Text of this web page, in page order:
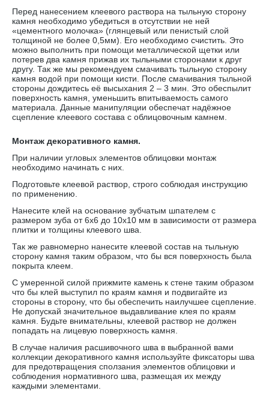
Перед нанесением клеевого раствора на тыльную сторону
камня необходимо убедиться в отсутствии не ней
«цементного молочка» (глянцевый или пенистый слой
толщиной не более 0,5мм). Его необходимо счистить. Это
можно выполнить при помощи металлической щетки или
потерев два камня прижав их тыльными сторонами к друг
другу. Так же мы рекомендуем смачивать тыльную сторону
камня водой при помощи кисти. После смачивания тыльной
стороны дождитесь её высыхания 2 – 3 мин. Это обеспылит
поверхность камня, уменьшить впитываемость самого
материала. Данные манипуляции обеспечат надёжное
сцепление клеевого состава с облицовочным камнем.
Монтаж декоративного камня.
При наличии угловых элементов облицовки монтаж
необходимо начинать с них.
Подготовьте клеевой раствор, строго соблюдая инструкцию
по применению.
Нанесите клей на основание зубчатым шпателем с
размером зуба от 6х6 до 10х10 мм в зависимости от размера
плитки и толщины клеевого шва.
Так же равномерно нанесите клеевой состав на тыльную
сторону камня таким образом, что бы вся поверхность была
покрыта клеем.
С умеренной силой прижмите камень к стене таким образом
что бы клей выступил по краям камня и подвигайте из
стороны в сторону, что бы обеспечить наилучшее сцепление.
Не допускай значительное выдавливание клея по краям
камня. Будьте внимательны, клеевой раствор не должен
попадать на лицевую поверхность камня.
В случае наличия расшивочного шва в выбранной вами
коллекции декоративного камня используйте фиксаторы шва
для предотвращения сползания элементов облицовки и
соблюдения нормативного шва, размещая их между
каждыми элементами.